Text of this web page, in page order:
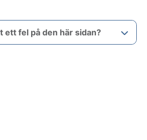
ett fel på den här sidan?